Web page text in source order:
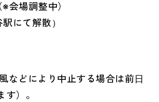
場調整中）
にて解散）
などにより中止する場合は前日
）。